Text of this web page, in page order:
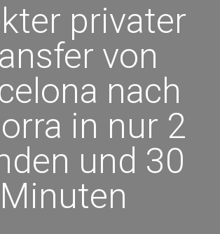
privater
von
nach
in nur 2
und 30
Minuten